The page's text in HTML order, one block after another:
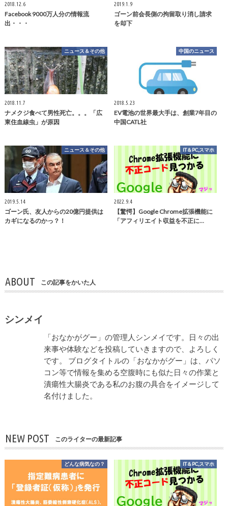
2018.12.6
Facebook 9000万人分の情報流
出・・・
2019.1.9
ゴーン前会長側の拘留取り消し請求
を却下
ニュース＆その他
2018.11.7
ナメクジ食べて男性死亡。。。「広
東住血線虫」が原因
中国のニュース
2018.5.23
EV電池の世界最大手は、創業7年目の
中国CATL社
ニュース＆その他
2019.5.14
ゴーン氏、友人からの20億円提供は
カギになるのかっ？！
IT＆PC,スマホ
2022.9.4
【驚愕】Google Chrome拡張機能に
「アフィリエイト収益を不正に…
ABOUT この記事をかいた人
シンメイ
「おなかがグー」の管理人シンメイです。日々の出
来事や体験などを投稿していきますので、よろしく
です。 ブログタイトルの「おなかがグー」は、パソ
コン等で情報を集める空腹時にも似た日々の作業と
潰瘍性大腸炎である私のお腹の具合をイメージして
名付けました。
NEW POST このライターの最新記事
どんな病気なの？ IT＆PC,スマホ